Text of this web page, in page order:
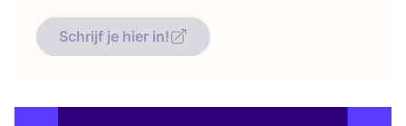
Schrijf je hier in!